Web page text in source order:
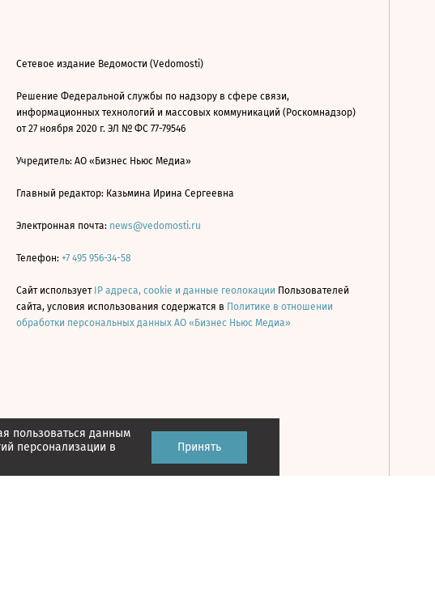
пользоваться данным
персонализации в
Принять
Сетевое издание Ведомости (Vedomosti)
Решение Федеральной службы по надзору в сфере связи,
информационных технологий и массовых коммуникаций (Роскомнадзор)
от 27 ноября 2020 г. ЭЛ № ФС 77-79546
Учредитель: АО «Бизнес Ньюс Медиа»
Главный редактор: Казьмина Ирина Сергеевна
Электронная почта: news@vedomosti.ru
Телефон: +7 495 956-34-58
Сайт использует IP адреса, cookie и данные геолокации Пользователей
сайта, условия использования содержатся в Политике в отношении
обработки персональных данных АО «Бизнес Ньюс Медиа»